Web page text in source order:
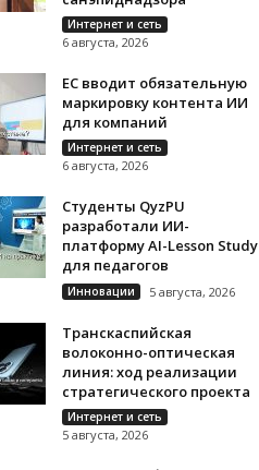
Интернет и сеть
6 августа, 2026
ЕС вводит обязательную
маркировку контента ИИ
для компаний
Интернет и сеть
6 августа, 2026
Студенты QyzPU
разработали ИИ-
платформу AI-Lesson Study
для педагогов
Инновации 5 августа, 2026
Транскаспийская
волоконно-оптическая
линия: ход реализации
стратегического проекта
Интернет и сеть
5 августа, 2026